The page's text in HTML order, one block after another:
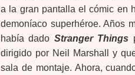
a la gran pantalla el cómic en
demoníaco superhéroe. Años
había dado Stranger Things
dirigido por Neil Marshall y
sala de montaje. Ahora,